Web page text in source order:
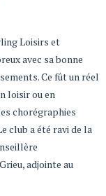
Loisirs et
avec sa bonne
Ce fût un réel
loisir ou en
chorégraphies
club a été ravi de la
adjointe au